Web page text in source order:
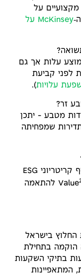
מקצועיים על
McKinsey על
עלות אך גם
לפני קביעת
).
מטבע – יתכן
שמפחיתה
ת: בחר קרן, קבע סכום ותדירות, הוסף קריטריוני ESG
להתאמה
החלוץ בישראל
הוקמה בתחילת
בתיקי השקעות
המתאפיינות